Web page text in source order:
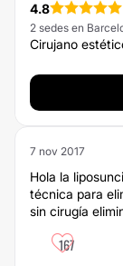
4.8
2 sedes en
Cirujano
7 nov 2017
Hola la
técnica para
sin cirugía
167